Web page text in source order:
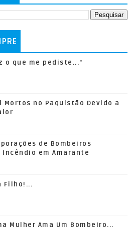
o que me pediste..."
Mortos no Paquistão Devido a
de Bombeiros
Incêndio em Amarante
Filho!...
Mulher Ama Um Bombeiro...